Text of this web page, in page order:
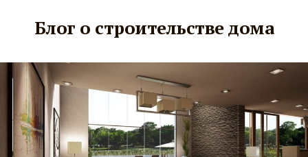
Блог о строительстве дома